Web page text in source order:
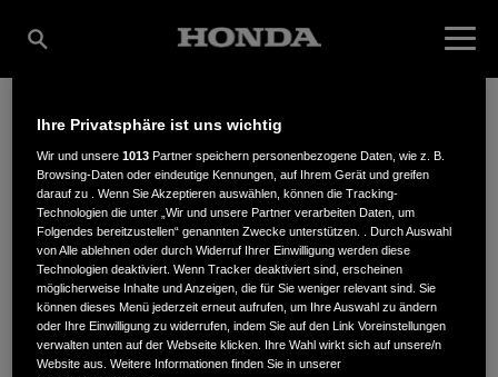
STAVERMANN GMBH
Kettelerstr. 2,48282,Emsdetten
Ihre Privatsphäre ist uns wichtig
Wir und unsere1013 Partner speichern personenbezogene Daten, wie z. B.
Browsing-Daten oder eindeutige Kennungen, auf Ihrem Gerät und greifen
darauf zu . Wenn Sie Akzeptieren auswählen, können die Tracking-
Technologien die unter „Wir und unsere Partner verarbeiten Daten, um
Folgendes bereitzustellen“ genannten Zwecke unterstützen. . Durch Auswahl
von Alle ablehnen oder durch Widerruf Ihrer Einwilligung werden diese
Technologien deaktiviert. Wenn Tracker deaktiviert sind, erscheinen
möglicherweise Inhalte und Anzeigen, die für Sie weniger relevant sind. Sie
können dieses Menü jederzeit erneut aufrufen, um Ihre Auswahl zu ändern
oder Ihre Einwilligung zu widerrufen, indem Sie auf den Link Voreinstellungen
verwalten unten auf der Webseite klicken. Ihre Wahl wirkt sich auf unsere/n
Website aus. Weitere Informationen finden Sie in unserer